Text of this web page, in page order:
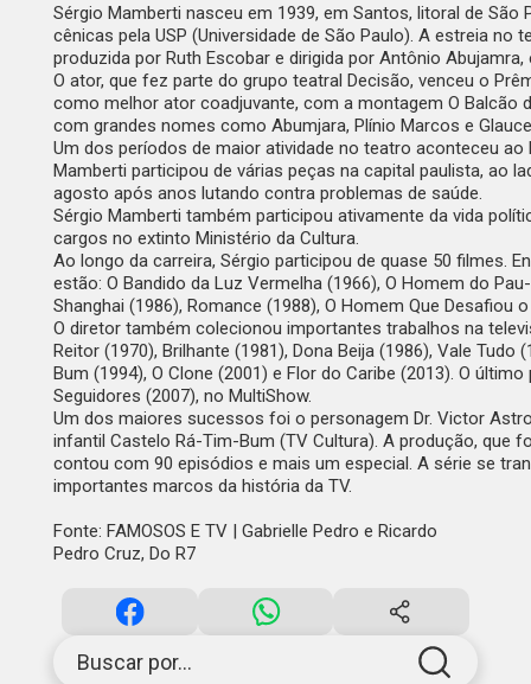
Buscar por...
Sérgio Mamberti nasceu em 1939, em Santos, litoral de
cênicas pela USP (Universidade de São Paulo) . A estreia no
produzida por Ruth Escobar e dirigida por Antônio Abujamra,
O ator, que fez parte do grupo teatral Decisão, venceu o
como melhor ator coadjuvante, com a montagem O Balcão
com grandes nomes como Abumjara, Plínio Marcos e
Um dos períodos de maior atividade no teatro aconteceu
Mamberti participou de várias peças na capital paulista, ao
agosto após anos lutando contra problemas de saúde.
Sérgio Mamberti também participou ativamente da vida
cargos no extinto Ministério da Cultura.
Ao longo da carreira, Sérgio participou de quase 50 filmes.
estão: O Bandido da Luz Vermelha (1966), O Homem do
Shanghai (1986), Romance (1988), O Homem Que Desafiou
O diretor também colecionou importantes trabalhos na
Reitor(1970), Brilhante (1981), Dona Beija (1986), Vale Tudo
Bum (1994), O Clone (2001) e Flor do Caribe (2013). O
Seguidores (2007), no MultiShow.
Um dos maiores sucessos foi o personagem Dr. Victor
infantil Castelo Rá-Tim-Bum (TV Cultura). A produção, que
contou com 90 episódios e mais um especial. A série se
importantes marcos da história da TV.
Fonte: FAMOSOS E TV | Gabrielle Pedro e Ricardo
Pedro Cruz, Do R7